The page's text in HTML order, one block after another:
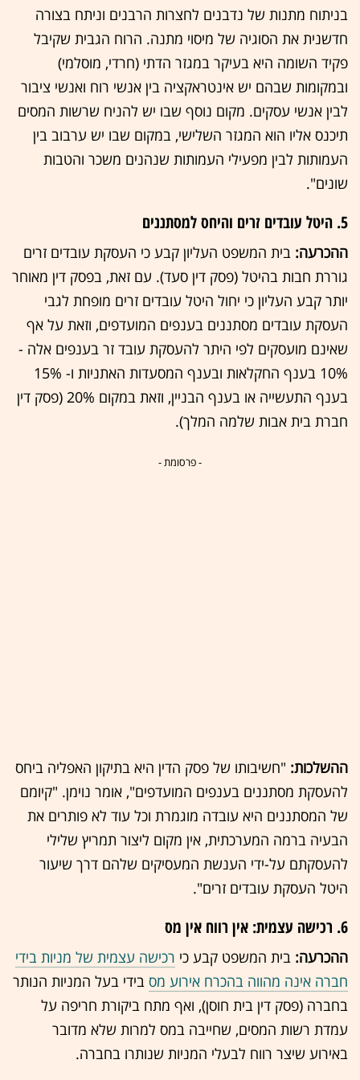
בניתוח מתנות של נדבנים לחצרות הרבנים וניתח בצורה
חדשנית את הסוגיה של מיסוי מתנה. הרוח הגבית שקיבל
פקיד השומה היא בעיקר במגזר הדתי (חרדי, מוסלמי)
ובמקומות שבהם יש אינטראקציה בין אנשי רוח ואנשי ציבור
לבין אנשי עסקים. מקום נוסף שבו יש להניח שרשות המסים
תיכנס אליו הוא המגזר השלישי, במקום שבו יש ערבוב בין
העמותות לבין מפעילי העמותות שנהנים משכר והטבות
שונים".
5. היטל עובדים זרים והיחס למסתננים
ההכרעה: בית המשפט העליון קבע כי העסקת עובדים זרים
גוררת חבות בהיטל (פסק דין סעד). עם זאת, בפסק דין מאוחר
יותר קבע העליון כי יחול היטל עובדים זרים מופחת לגבי
העסקת עובדים מסתננים בענפים המועדפים, וזאת על אף
שאינם מועסקים לפי היתר להעסקת עובד זר בענפים אלה -
10% בענף החקלאות ובענף המסעדות האתניות ו- 15%
בענף התעשייה או בענף הבניין, וזאת במקום 20% (פסק דין
חברת בית אבות שלמה המלך).
- פרסומת -
ההשלכות: "חשיבותו של פסק הדין היא בתיקון האפליה ביחס
להעסקת מסתננים בענפים המועדפים", אומר נוימן. "קיומם
של המסתננים היא עובדה מוגמרת וכל עוד לא פותרים את
הבעיה ברמה המערכתית, אין מקום ליצור תמריץ שלילי
להעסקתם על-ידי הענשת המעסיקים שלהם דרך שיעור
היטל העסקת עובדים זרים".
6. רכישה עצמית: אין רווח אין מס
ההכרעה: בית המשפט קבע כי רכישה עצמית של מניות בידי
חברה אינה מהווה בהכרח אירוע מס בידי בעל המניות הנותר
בחברה (פסק דין בית חוסן), ואף מתח ביקורת חריפה על
עמדת רשות המסים, שחייבה במס למרות שלא מדובר
באירוע שיצר רווח לבעלי המניות שנותרו בחברה.